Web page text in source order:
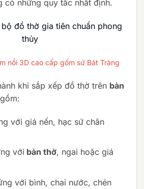
có những quy tắc nhất định.
nổi 3D cao cấp gốm sứ Bát Tràng
khi sắp xếp đồ thờ trên bàn
với giá nến, hạc sứ chân
với bàn thờ, ngai hoặc giá
với bình, chai nước, chén